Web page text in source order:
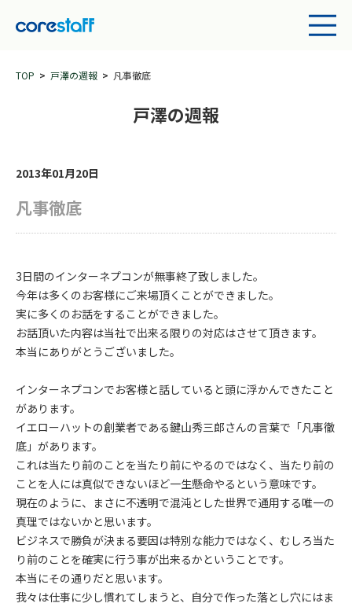
TOP 戸澤の週報 凡事徹底
戸澤の週報
2013年01月20日
凡事徹底
3日間のインターネプコンが無事終了致しました。
今年は多くのお客様にご来場頂くことができました。
実に多くのお話をすることができました。
お話頂いた内容は当社で出来る限りの対応はさせて頂きます。
本当にありがとうございました。
インターネプコンでお客様と話していると頭に浮かんできたこと
があります。
イエローハットの創業者である鍵山秀三郎さんの言葉で「凡事徹
底」があります。
これは当たり前のことを当たり前にやるのではなく、当たり前の
ことを人には真似できないほど一生懸命やるという意味です。
現在のように、まさに不透明で混沌とした世界で通用する唯一の
真理ではないかと思います。
ビジネスで勝負が決まる要因は特別な能力ではなく、むしろ当た
り前のことを確実に行う事が出来るかということです。
本当にその通りだと思います。
我々は仕事に少し慣れてしまうと、自分で作った落とし穴にはま